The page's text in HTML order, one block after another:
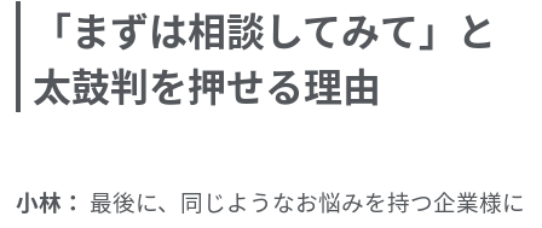
「まずは相談してみて」と
太鼓判を押せる理由
小林： 最後に、同じようなお悩みを持つ企業様に